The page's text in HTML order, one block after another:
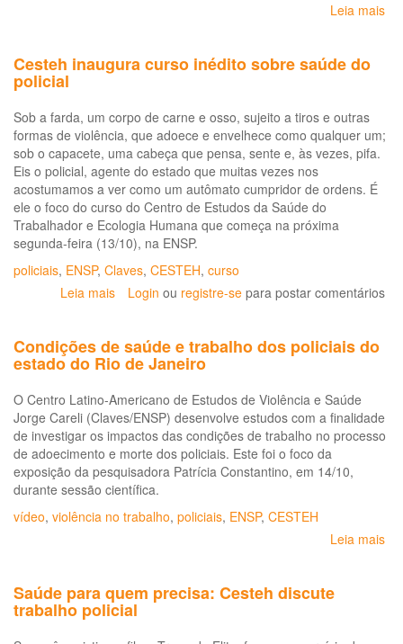
Leia mais
Cesteh inaugura curso inédito sobre saúde do
policial
Sob a farda, um corpo de carne e osso, sujeito a tiros e outras
formas de violência, que adoece e envelhece como qualquer um;
sob o capacete, uma cabeça que pensa, sente e, às vezes, pifa.
Eis o policial, agente do estado que muitas vezes nos
acostumamos a ver como um autômato cumpridor de ordens. É
ele o foco do curso do Centro de Estudos da Saúde do
Trabalhador e Ecologia Humana que começa na próxima
segunda-feira (13/10), na ENSP.
policiais, ENSP, Claves, CESTEH, curso
Leia mais sobre
curso
inédito
saúde
do
policial
Login ou registre-se para postar comentários
Condições de saúde e trabalho dos policiais do
estado do Rio de Janeiro
O Centro Latino-Americano de Estudos de Violência e Saúde
Jorge Careli (Claves/ENSP) desenvolve estudos com a finalidade
de investigar os impactos das condições de trabalho no processo
de adoecimento e morte dos policiais. Este foi o foco da
exposição da pesquisadora Patrícia Constantino, em 14/10,
durante sessão científica.
vídeo, violência no trabalho, policiais, ENSP, CESTEH
Leia mais
Saúde para quem precisa: Cesteh discute
trabalho policial